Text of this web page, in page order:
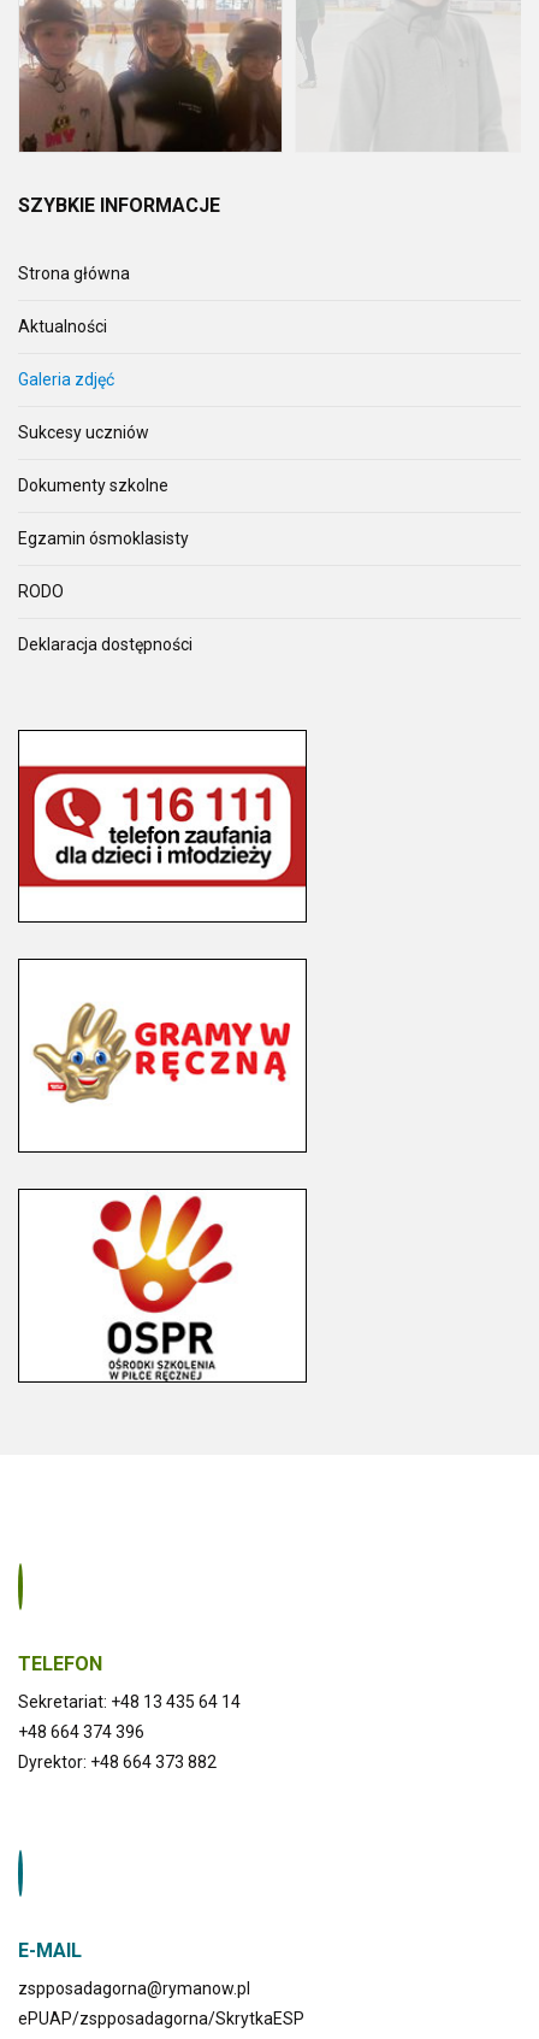
SZYBKIE INFORMACJE
Strona główna
Aktualności
Galeria zdjęć
Sukcesy uczniów
Dokumenty szkolne
Egzamin ósmoklasisty
RODO
Deklaracja dostępności
TELEFON
Sekretariat: +48 13 435 64 14
+48 664 374 396
Dyrektor: +48 664 373 882
E-MAIL
zspposadagorna@rymanow.pl
ePUAP/zspposadagorna/SkrytkaESP